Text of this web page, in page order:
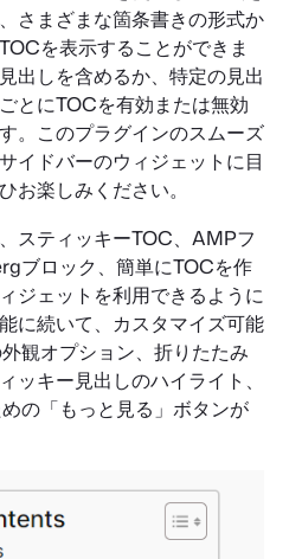
さまざまな箇条書きの形式か
を表示することができま
出しを含めるか、特定の見出
とにTOCを有効または無効
。このプラグインのスムーズ
イドバーのウィジェットに目
お楽しみください。
スティッキーTOC、AMPフ
ブロック、簡単にTOCを作
ジェットを利用できるように
に続いて、カスタマイズ可能
観オプション、折りたたみ
ッキー見出しのハイライト、
の「もっと見る」ボタンが